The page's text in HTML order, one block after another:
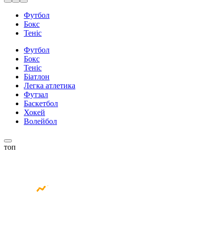
Футбол
Бокс
Теніс
Футбол
Бокс
Теніс
Біатлон
Легка атлетика
Футзал
Баскетбол
Хокей
Волейбол
топ